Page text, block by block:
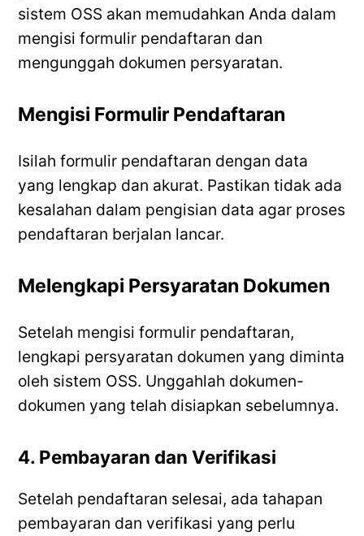
sistem OSS akan memudahkan Anda dalam
mengisi formulir pendaftaran dan
mengunggah dokumen persyaratan.
Mengisi Formulir Pendaftaran
Isilah formulir pendaftaran dengan data
yang lengkap dan akurat. Pastikan tidak ada
kesalahan dalam pengisian data agar proses
pendaftaran berjalan lancar.
Melengkapi Persyaratan Dokumen
Setelah mengisi formulir pendaftaran,
lengkapi persyaratan dokumen yang diminta
oleh sistem OSS. Unggahlah dokumen-
dokumen yang telah disiapkan sebelumnya.
4. Pembayaran dan Verifikasi
Setelah pendaftaran selesai, ada tahapan
pembayaran dan verifikasi yang perlu